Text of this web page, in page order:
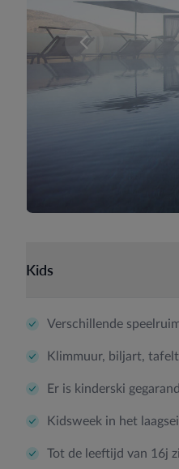
Er zijn
Kids
Verschillende
Klimmuur, biljart,
Er is kinderski
Kidsweek in het
Tot de leeftijd van 16j